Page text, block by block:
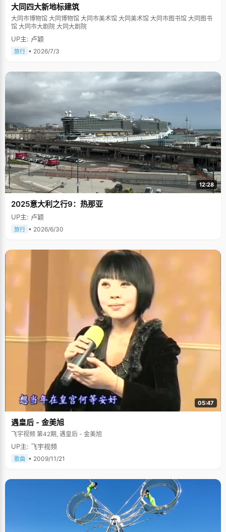
大同四大新地标建筑
大同市博物馆 大同博物馆 大同市美术馆 大同美术馆 大同市图书馆 大同图书
馆 大同市大剧院 大同大剧院
UP主: 卢颖
旅行 • 2026/7/3
12:28
2025意大利之行9：热那亚
UP主: 卢颖
旅行 • 2026/6/30
05:47
遇皇后 - 金美旭
飞宇视频 第42期, 遇皇后 - 金美旭
UP主: 飞宇视频
歌曲 • 2009/11/21